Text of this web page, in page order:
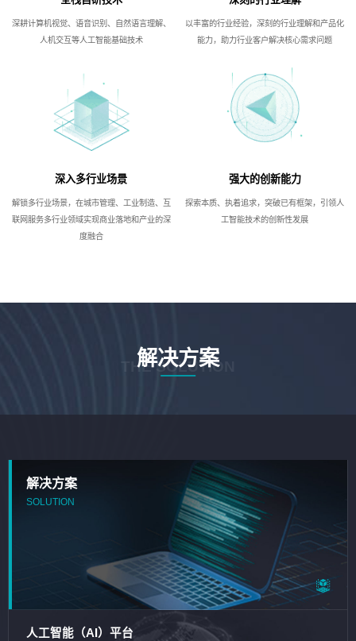
深耕计算机视觉、语音识别、自然语言理解、
人机交互等人工智能基础技术
以丰富的行业经验，深刻的行业理解和产品化
能力，助力行业客户解决核心需求问题
深入多行业场景
解锁多行业场景，在城市管理、工业制造、互
联网服务多行业领域实现商业落地和产业的深
度融合
强大的创新能力
探索本质、执着追求，突破已有框架，引领人
工智能技术的创新性发展
解决方案
THE SOLUTION
解决方案
SOLUTION
人工智能（AI）平台